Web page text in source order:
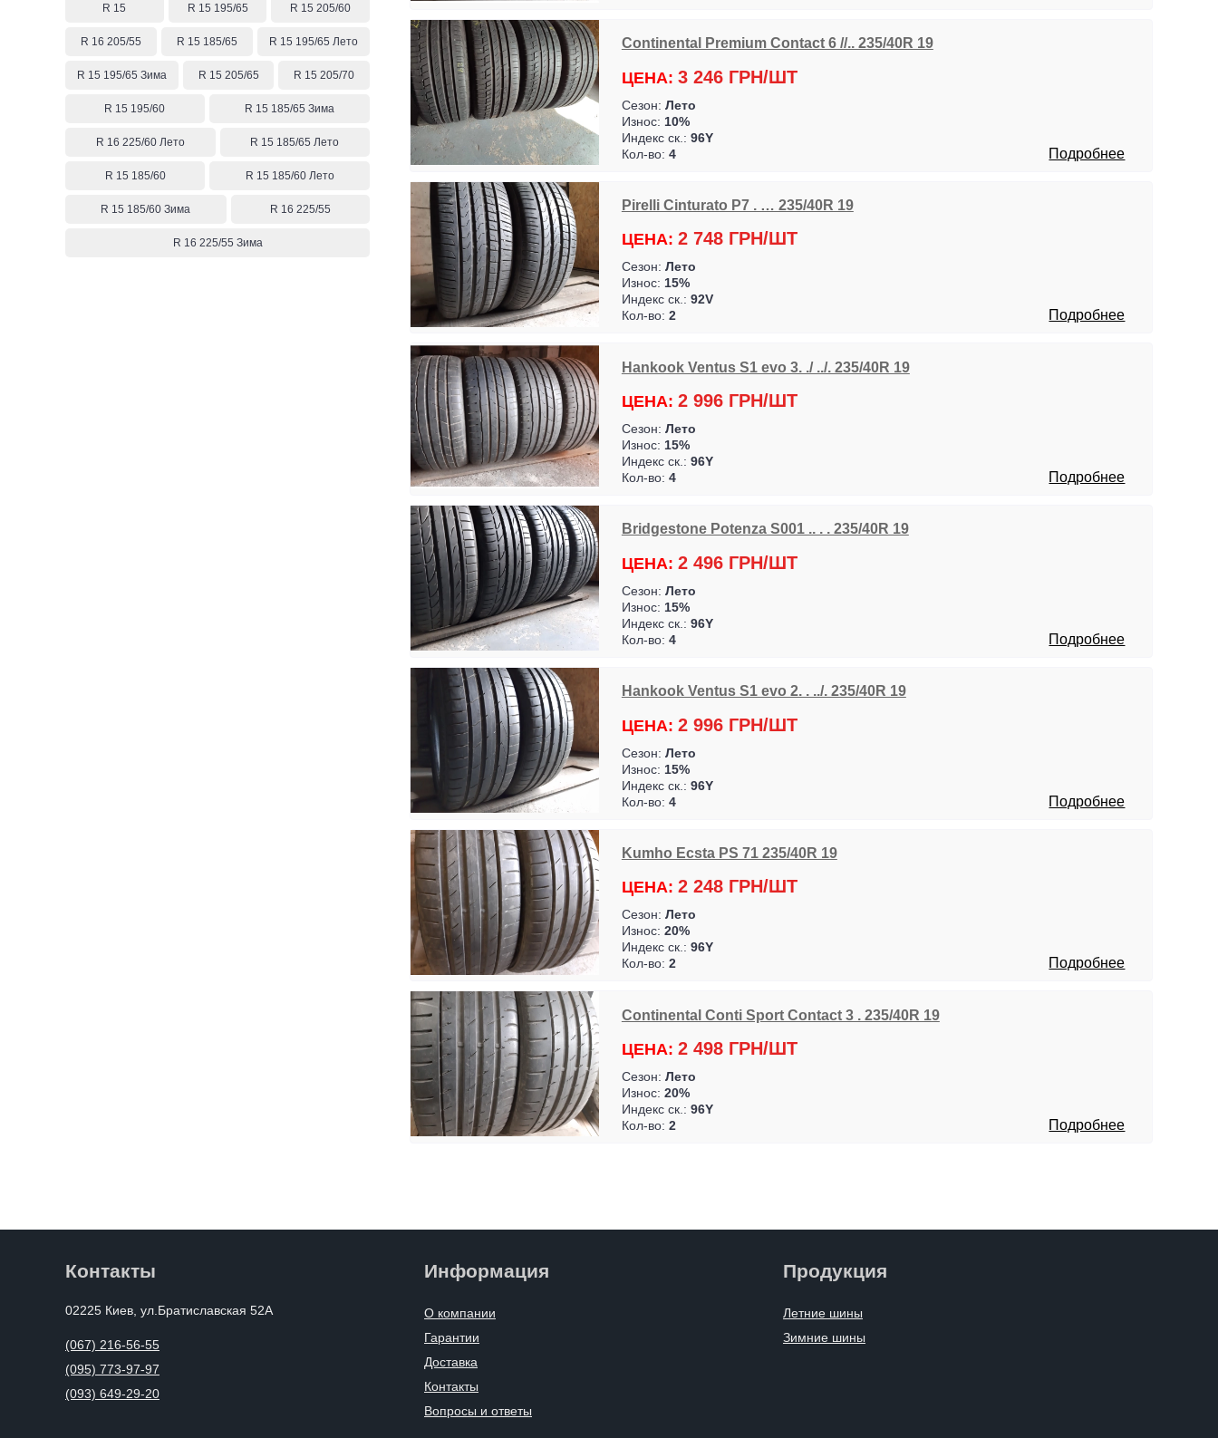
R 15 R 15 195/65 R 15 205/60
R 16 205/55 R 15 185/65 R 15 195/65 Лето
R 15 195/65 Зима R 15 205/65 R 15 205/70
R 15 195/60 R 15 185/65 Зима
R 16 225/60 Лето R 15 185/65 Лето
R 15 185/60 R 15 185/60 Лето
R 15 185/60 Зима R 16 225/55
R 16 225/55 Зима
Continental Premium Contact 6 //.. 235/40R 19
ЦЕНА: 3 246 ГРН/ШТ
Сезон: Лето
Износ: 10%
Индекс ск.: 96Y
Кол-во: 4 Подробнее
Pirelli Cinturato P7 . … 235/40R 19
ЦЕНА: 2 748 ГРН/ШТ
Сезон: Лето
Износ: 15%
Индекс ск.: 92V
Кол-во: 2 Подробнее
Hankook Ventus S1 evo 3. ./ ../. 235/40R 19
ЦЕНА: 2 996 ГРН/ШТ
Сезон: Лето
Износ: 15%
Индекс ск.: 96Y
Кол-во: 4 Подробнее
Bridgestone Potenza S001 .. . . 235/40R 19
ЦЕНА: 2 496 ГРН/ШТ
Сезон: Лето
Износ: 15%
Индекс ск.: 96Y
Кол-во: 4 Подробнее
Hankook Ventus S1 evo 2. . ../. 235/40R 19
ЦЕНА: 2 996 ГРН/ШТ
Сезон: Лето
Износ: 15%
Индекс ск.: 96Y
Кол-во: 4 Подробнее
Kumho Ecsta PS 71 235/40R 19
ЦЕНА: 2 248 ГРН/ШТ
Сезон: Лето
Износ: 20%
Индекс ск.: 96Y
Кол-во: 2 Подробнее
Continental Conti Sport Contact 3 . 235/40R 19
ЦЕНА: 2 498 ГРН/ШТ
Сезон: Лето
Износ: 20%
Индекс ск.: 96Y
Кол-во: 2 Подробнее
Контакты
02225 Киев, ул.Братиславская 52А
(067) 216-56-55
(095) 773-97-97
(093) 649-29-20
Информация
О компании
Гарантии
Доставка
Контакты
Вопросы и ответы
Продукция
Летние шины
Зимние шины